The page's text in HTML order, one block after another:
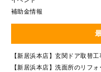
補助金情報
【新居浜本店】玄関ドア取替
【新居浜本店】洗面所のリフォ